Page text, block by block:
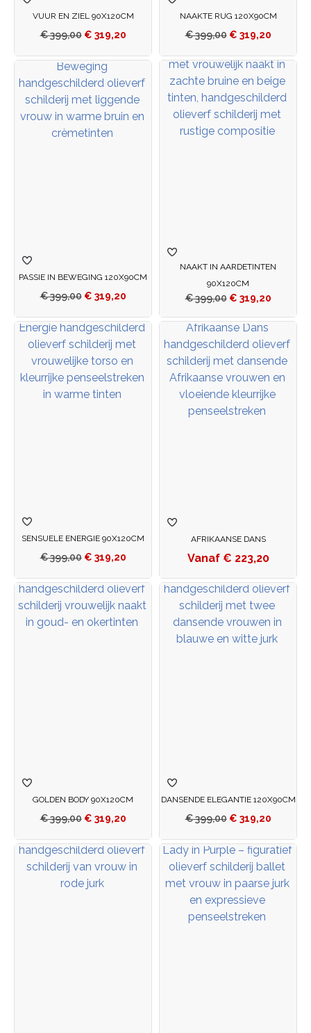
VUUR EN ZIEL 90X120CM
€399,00 € 319,20
NAAKTE RUG 120X90CM
€399,00 € 319,20
PASSIE IN BEWEGING 120X90CM
€399,00 € 319,20
NAAKT IN AARDETINTEN
90X120CM
€399,00 € 319,20
SENSUELE ENERGIE 90X120CM
€399,00 € 319,20
AFRIKAANSE DANS
€ 223,20
GOLDEN BODY 90X120CM
€399,00 € 319,20
DANSENDE ELEGANTIE 120X90CM
€399,00 € 319,20